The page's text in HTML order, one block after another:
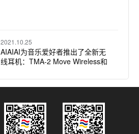
2021.10.25
AIAIAI为音乐爱好者推出了全新无
线耳机：TMA-2 Move Wireless和
2021.09.22
AIAIAI获奖的TMA-2耳机系统，增
加了两款新录音室耳机，为音乐创